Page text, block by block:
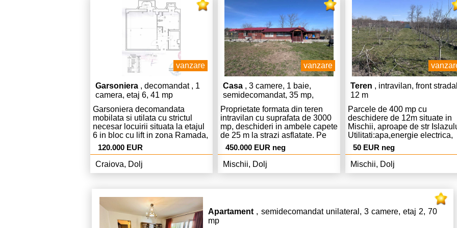
200 m.
inchirierii se solicita o luna
chirie, o luna garantie si
comisionul agentiei in
de 50% din prima luna de
Pentru mai multe detalii si
programari apelati va rog
numarul de telefon &
0787588880. Va multumim!
vanzare
Garsoniera , decomandat , 1
camera, etaj 6, 41 mp
Garsoniera decomandata
mobilata si utilata cu strictul
necesar locuirii situata la etajul
6 in bloc cu lift in zona Ramada,
vis-a-vis de Teatrul National, la
cateva minute de mers pe jos de
Universitate, Primarie, Centrul
vechi, Curtea de Apel si alte
balcoane si se vinde inchiriata.
Vizitarea se programeaza in
functie de programul chiriasului,
dupa achitarea tarifului de
120.000 EUR
Craiova, Dolj
vanzare
Casa , 3 camere, 1 baie,
semidecomandat, 35 mp,
suprafata teren 3.000 mp, an
constructie 2020
Proprietate formata din teren
intravilan cu suprafata de 3000
mp, deschideri in ambele capete
de 25 m la strazi asflatate. Pe
teren se gasesc 2 constructii din
lemn, una cu 2 camere si baie
cu foisor si gratar. Utilitati
racordate la teren:curent trifazic,
si amenajat cu alei betonate. In
450.000 EUR neg
Mischii, Dolj
Teren , intravilan, front stradal
12 m
Parcele de 400 mp cu
deschidere de 12m situate in
Mischii, aproape de str
Utilitati:apa,energie electrica,
gaze și canalizare in zona.
Acces la strada
imprejmuit,pomi fructiferi pe
rod,vecini liniștiți.
50 EUR neg
Mischii, Dolj
Apartament , semidecomandat unilateral, 3 camere, etaj 2, 70
mp